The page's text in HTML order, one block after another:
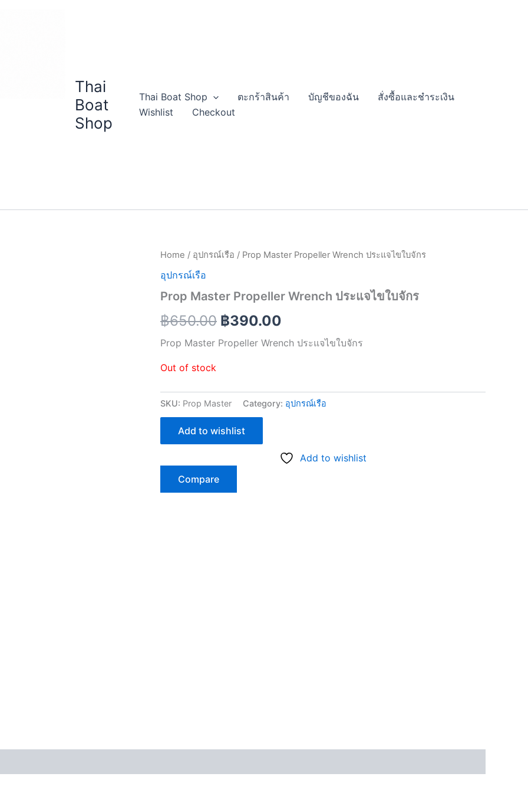
Thai
Boat
Shop
Thai Boat Shop ตะกร้าสินค้า บัญชีของฉัน
สั่งซื้อและชำระเงิน
Wishlist
Checkout
Home / อุปกรณ์เรือ / Prop Master Propeller Wrench ประแจไขใบจักร
อุปกรณ์เรือ
Prop Master Propeller Wrench ประแจไขใบจักร
฿650.00
Original
was:
฿650.00.
฿390.00
Current
is:
Prop Master Propeller Wrench ประแจไขใบจักร
Out of stock
SKU: Prop Master Category: อุปกรณ์เรือ
Add to wishlist
Add to wishlist
Compare